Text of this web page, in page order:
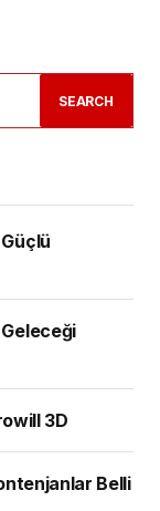
SEARCH
3D